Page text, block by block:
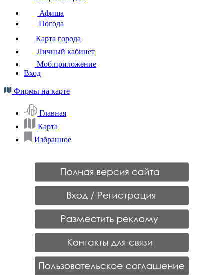
Афиша
Погода
Карта города
Личный кабинет
Моб.приложение
Вход
Фирмы на карте
Главная
Карта
Избранное